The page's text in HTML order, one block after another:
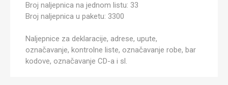
Broj naljepnica na jednom listu: 33
Broj naljepnica u paketu: 3300
Naljepnice za deklaracije, adrese, upute,
označavanje, kontrolne liste, označavanje robe, bar
kodove, označavanje CD-a i sl.